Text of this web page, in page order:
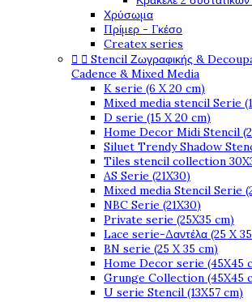
Χρύσωμα
Πρίμερ - Γκέσο
Createx series
  Stencil Ζωγραφικής &
Cadence & Mixed Media
K serie (6 X 20 cm)
Mixed media stencil Serie
D serie (15 X 20 cm)
Home Decor Midi Stencil
Siluet Trendy Shadow
Tiles stencil collection
AS Serie (21X30)
Mixed media Stencil Serie
NBC Serie (21X30)
Private serie (25X35 cm)
Lace serie-Δαντέλα (25 X
BN serie (25 X 35 cm)
Home Decor serie (45X45
Grunge Collection (45X45
U serie Stencil (13X57 cm)